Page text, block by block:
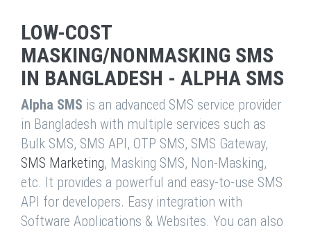
LOW-COST
MASKING/NONMASKING SMS
IN BANGLADESH - ALPHA SMS
Alpha SMS is an advanced SMS service provider
in Bangladesh with multiple services such as
Bulk SMS, SMS API, OTP SMS, SMS Gateway,
SMS Marketing, Masking SMS, Non-Masking,
etc. It provides a powerful and easy-to-use SMS
API for developers. Easy integration with
Software Applications & Websites. You can also